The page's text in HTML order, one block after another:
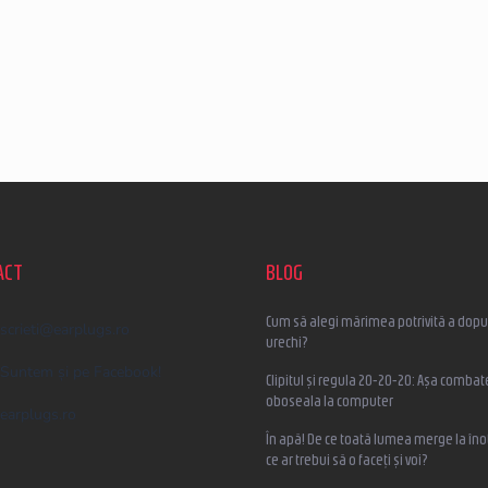
scrieti @ earplugs.ro
Suntem și pe Facebook!
earplugs.ro
BLOG
Cum să alegi mărimea potrivită a
urechi?
Clipitul și regula 20-20-20: Așa
oboseala la computer
În apă! De ce toată lumea merge la
ce ar trebui să o faceți și voi?